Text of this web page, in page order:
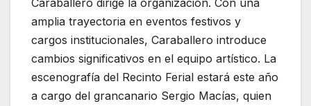
Caraballero dirige la organización. Con una
amplia trayectoria en eventos festivos y
cargos institucionales, Caraballero introduce
cambios significativos en el equipo artístico. La
escenografía del Recinto Ferial estará este año
a cargo del grancanario Sergio Macías, quien